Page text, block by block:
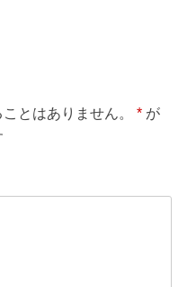
とはありません。 * が